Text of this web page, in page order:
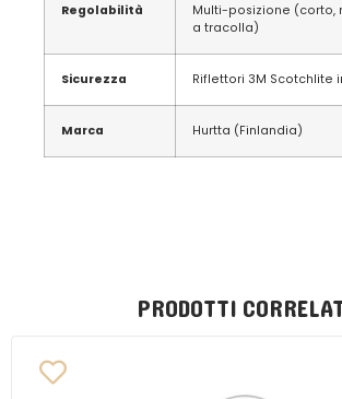
Regolabilità
Multi-posizione (corto,
a tracolla)
Sicurezza Riflettori 3M Scotchlite
Marca Hurtta (Finlandia)
PRODOTTI